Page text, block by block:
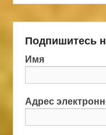
Подпишитесь
Имя
Адрес